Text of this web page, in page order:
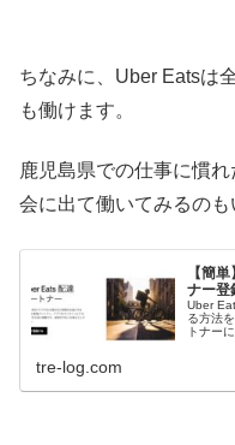
ちなみに、Uber Eatsは
も働けます。
鹿児島県での仕事に慣
会に出て働いてみるのも
【簡
ナー登
Uber
る方法
トナー
tre-log.com